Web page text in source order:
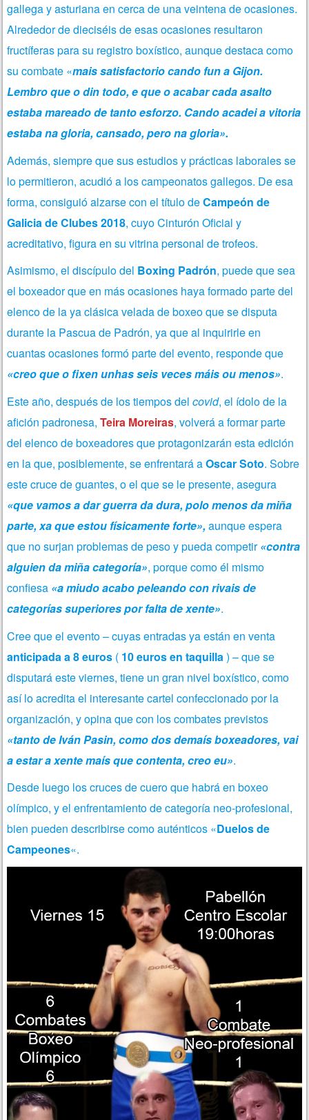
gallega y asturiana en cerca de una veintena de ocasiones.
Alrededor de dieciséis de esas ocasiones resultaron
fructíferas para su registro boxístico, aunque destaca como
su combate «mais satisfactorio cando fun a Gijon.
Lembro que o din todo, e que o acabar cada asalto
estaba mareado de tanto esforzo. Cando acadei a vitoria
estaba na gloria, cansado, pero na gloria».
Además, siempre que sus estudios y prácticas laborales se
lo permitieron, acudió a los campeonatos gallegos. De esa
forma, consiguió alzarse con el título deCampeón de
Galicia de Clubes 2018, cuyo Cinturón Oficial y
acreditativo, figura en su vitrina personal de trofeos.
Asimismo, el discípulo del Boxing Padrón, puede que sea
el boxeador que en más ocasiones haya formado parte del
elenco de la ya clásica velada de boxeo que se disputa
durante la Pascua de Padrón, ya que al inquirirle en
cuantas ocasiones formó parte del evento, responde que
«creo que o fixen unhas seis veces máis ou menos».
Este año, después de los tiempos del covid, el ídolo de la
afición padronesa,Teira Moreiras, volverá a formar parte
del elenco de boxeadores que protagonizarán esta edición
en la que, posiblemente, se enfrentará aOscar Soto. Sobre
este cruce de guantes, o el que se le presente, asegura
«que vamos a dar guerra da dura, polo menos da miña
parte, xa que estou físicamente forte»,aunque espera
que no surjan problemas de peso y pueda competir«contra
alguien da miña categoría», porque como él mismo
confiesa «a miudo acabo peleando con rivais de
categorías superiores por falta de xente».
Cree que el evento – cuyas entradas ya están en venta
anticipada a 8 euros ( 10 euros en taquilla ) – que se
disputará este viernes, tiene un gran nivel boxístico, como
así lo acredita el interesante cartel confeccionado por la
organización, y opina que con los combates previstos
«tanto de Iván Pasin, como dos demaís boxeadores, vai
a estar a xente maís que contenta, creo eu».
Desde luego los cruces de cuero que habrá en boxeo
olímpico, y el enfrentamiento de categoría neo-profesional,
bien pueden describirse como auténticos «Duelos de
Campeones«.